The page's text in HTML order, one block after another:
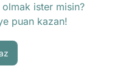
ister misin?
puan kazan!